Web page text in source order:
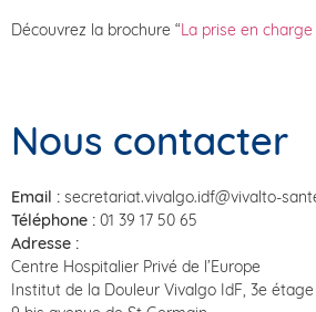
Découvrez la brochure “La prise en
Nous contacter
Email : secretariat.vivalgo.idf@vivalto-
Téléphone : 01 39 17 50 65
Adresse :
Centre Hospitalier Privé de l’Europe
Institut de la Douleur Vivalgo IdF, 3e étage